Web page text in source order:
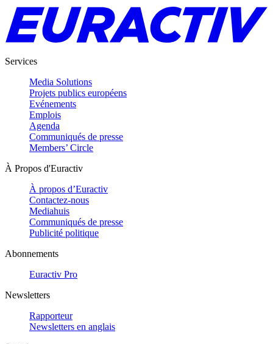
Services
Media Solutions
Projets publics européens
Evénements
Emplois
Agenda
Communiqués de presse
Members’ Circle
À Propos d'Euractiv
À propos d’Euractiv
Contactez-nous
Mediahuis
Communiqués de presse
Publicité politique
Abonnements
Euractiv Pro
Newsletters
Rapporteur
Newsletters en anglais